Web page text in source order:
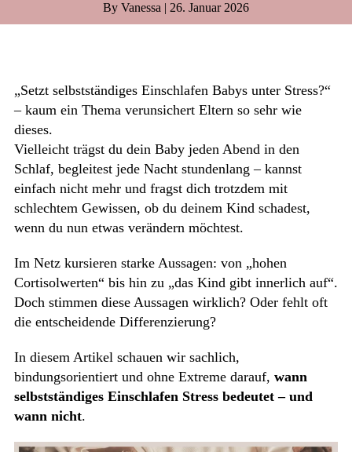
By Vanessa | 26. Januar 2026
„Setzt selbstständiges Einschlafen Babys unter Stress?“
– kaum ein Thema verunsichert Eltern so sehr wie
dieses.
Vielleicht trägst du dein Baby jeden Abend in den
Schlaf, begleitest jede Nacht stundenlang – kannst
einfach nicht mehr und fragst dich trotzdem mit
schlechtem Gewissen, ob du deinem Kind schadest,
wenn du nun etwas verändern möchtest.
Im Netz kursieren starke Aussagen: von „hohen
Cortisolwerten“ bis hin zu „das Kind gibt innerlich auf“.
Doch stimmen diese Aussagen wirklich? Oder fehlt oft
die entscheidende Differenzierung?
In diesem Artikel schauen wir sachlich,
bindungsorientiert und ohne Extreme darauf, wann
selbstständiges Einschlafen Stress bedeutet – und
wann nicht.